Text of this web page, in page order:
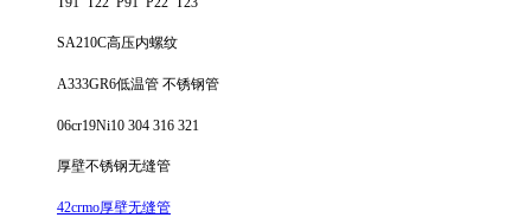
SA210C高压内螺纹
A333GR6低温管 不锈钢管
06cr19Ni10 304 316 321
厚壁不锈钢无缝管
42crmo厚壁无缝管